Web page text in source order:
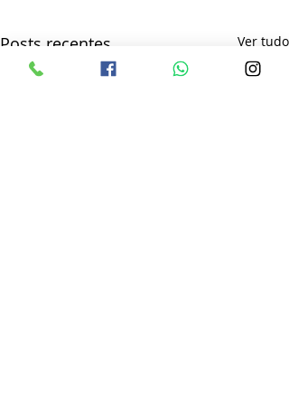
Posts recentes Ver tudo